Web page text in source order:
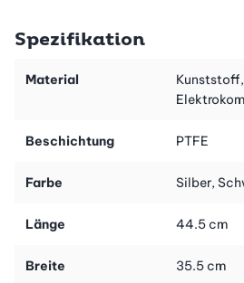
findest du auf der Braun Website:
Ultimatives Grillvergnügen
Vielseitigkeit bei Frühstück,
Plattensets und drei flexiblen
und integrierten Heizelemente sorgen
Spezifikation
Material
Beschichtung PTFE
Farbe Silber,
Länge 44.5 cm
Breite 35.5 cm